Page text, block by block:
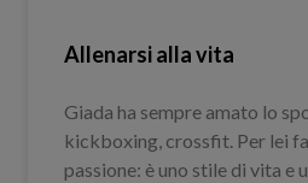
Allenarsi alla vita
Giada ha sempre amato lo
kickboxing, crossfit. Per lei
passione: è uno stile di vita e